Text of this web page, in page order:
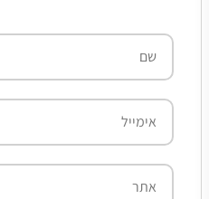
שם
אימייל
אתר